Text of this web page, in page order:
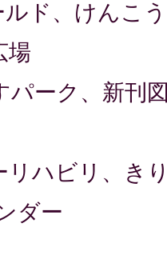
ド、けんこ
場
ーク、新刊
ハビリ、き
ダー